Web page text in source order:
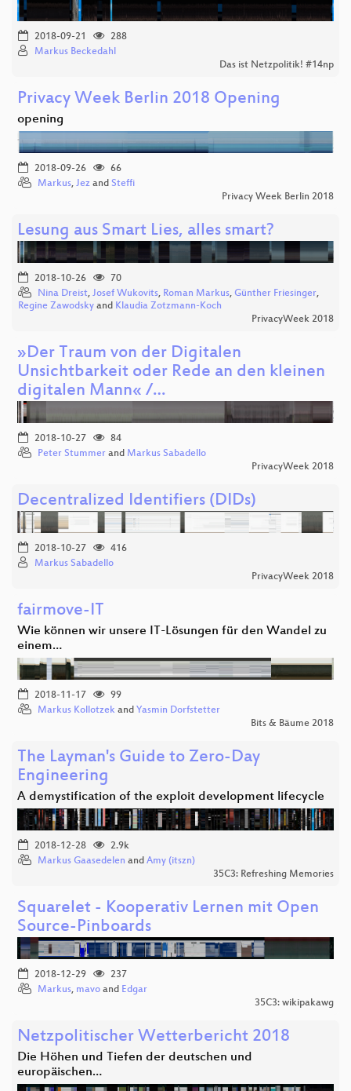
2018-09-21
288
Markus Beckedahl
Das ist Netzpolitik! #14np
Privacy Week Berlin 2018 Opening
opening
2018-09-26
66
Markus, Jez and Steffi
Privacy Week Berlin 2018
Lesung aus Smart Lies, alles smart?
2018-10-26
70
Nina Dreist, Josef Wukovits, Roman Markus, Günther Friesinger,
Regine Zawodsky and Klaudia Zotzmann-Koch
PrivacyWeek 2018
»Der Traum von der Digitalen
Unsichtbarkeit oder Rede an den kleinen
digitalen Mann« /…
2018-10-27
84
Peter Stummer and Markus Sabadello
PrivacyWeek 2018
Decentralized Identifiers (DIDs)
2018-10-27
416
Markus Sabadello
PrivacyWeek 2018
fairmove-IT
Wie können wir unsere IT-Lösungen für den Wandel zu
einem…
2018-11-17
99
Markus Kollotzek and Yasmin Dorfstetter
Bits & Bäume 2018
The Layman's Guide to Zero-Day
Engineering
A demystification of the exploit development lifecycle
2018-12-28
2.9k
Markus Gaasedelen and Amy (itszn)
35C3: Refreshing Memories
Squarelet - Kooperativ Lernen mit Open
Source-Pinboards
2018-12-29
237
Markus, mavo and Edgar
35C3: wikipakawg
Netzpolitischer Wetterbericht 2018
Die Höhen und Tiefen der deutschen und
europäischen…